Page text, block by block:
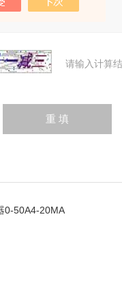
请输入计算
0-50A4-20MA